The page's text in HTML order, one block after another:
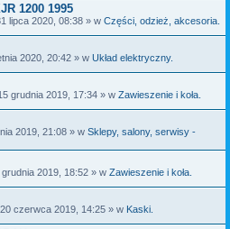
1200 1995
lipca 2020, 08:38 » w Części, odzież, akcesoria.
2020, 20:42 » w Układ elektryczny.
grudnia 2019, 17:34 » w Zawieszenie i koła.
2019, 21:08 » w Sklepy, salony, serwisy -
2019, 18:52 » w Zawieszenie i koła.
czerwca 2019, 14:25 » w Kaski.